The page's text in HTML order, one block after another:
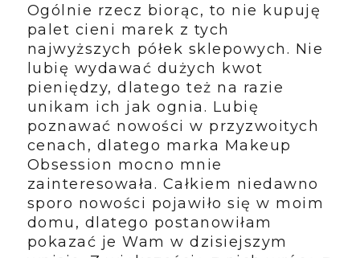
Ogólnie rzecz biorąc, to nie kupuję
palet cieni marek z tych
najwyższych półek sklepowych. Nie
lubię wydawać dużych kwot
pieniędzy, dlatego też na razie
unikam ich jak ognia. Lubię
poznawać nowości w przyzwoitych
cenach, dlatego marka Makeup
Obsession mocno mnie
zainteresowała. Całkiem niedawno
sporo nowości pojawiło się w moim
domu, dlatego postanowiłam
pokazać je Wam w dzisiejszym